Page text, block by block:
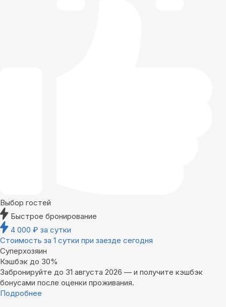
Выбор гостей
Быстрое бронирование
4 000 ₽ за сутки
Стоимость за 1 сутки при заезде сегодня
Суперхозяин
Кэшбэк до 30%
Забронируйте до 31 августа 2026 — и получите кэшбэк
бонусами после оценки проживания.
Подробнее